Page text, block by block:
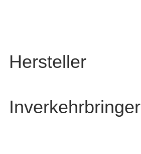
Hersteller
Inverkehrbringer